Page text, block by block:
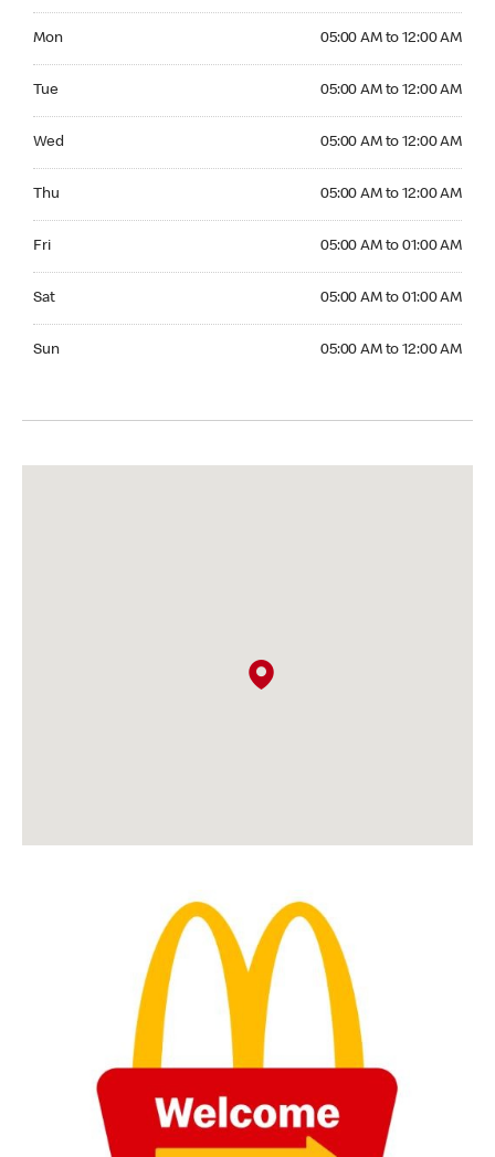
Mon 05:00 AM to 12:00 AM
Tue 05:00 AM to 12:00 AM
Wed 05:00 AM to 12:00 AM
Thu 05:00 AM to 12:00 AM
Fri 05:00 AM to 01:00 AM
Sat 05:00 AM to 01:00 AM
Sun 05:00 AM to 12:00 AM